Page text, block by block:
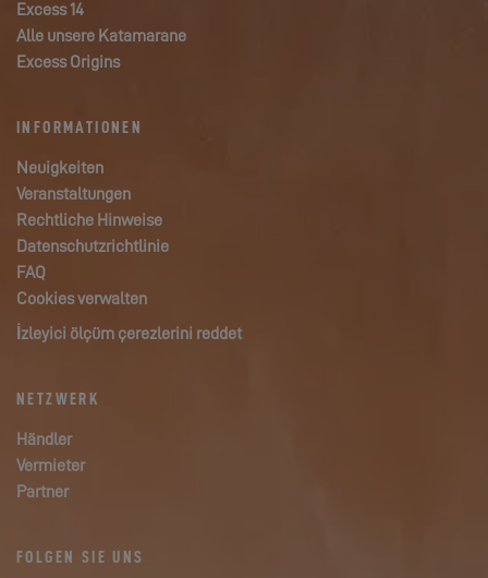
Excess 14
Alle unsere Katamarane
Excess Origins
INFORMATIONEN
Neuigkeiten
Veranstaltungen
Rechtliche Hinweise
Datenschutzrichtlinie
FAQ
Cookies verwalten
İzleyici ölçüm çerezlerini reddet
NETZWERK
Händler
Vermieter
Partner
FOLGEN SIE UNS